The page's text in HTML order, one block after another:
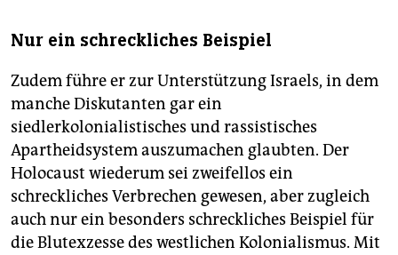
Nur ein schreckliches Beispiel
Zudem führe er zur Unterstützung Israels, in dem
manche Diskutanten gar ein
siedlerkolonialistisches und rassistisches
Apartheidsystem auszumachen glaubten. Der
Holocaust wiederum sei zweifellos ein
schreckliches Verbrechen gewesen, aber zugleich
auch nur ein besonders schreckliches Beispiel für
die Blutexzesse des westlichen Kolonialismus. Mit